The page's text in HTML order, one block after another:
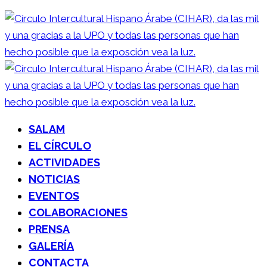
SALAM
EL CÍRCULO
ACTIVIDADES
NOTICIAS
EVENTOS
COLABORACIONES
PRENSA
GALERÍA
CONTACTA